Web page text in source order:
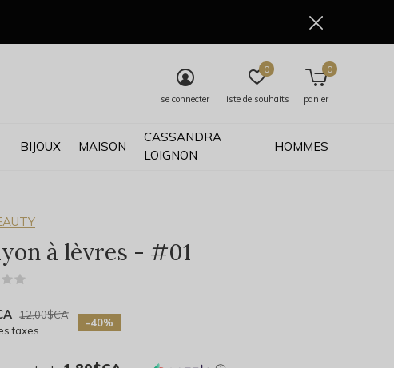
BIJOUX MAISON
CASSANDRA
LOIGNON
HOMMES
se connecter liste de souhaits
0
panier
0
à lèvres - #01
12,00$CA
taxes
-40%